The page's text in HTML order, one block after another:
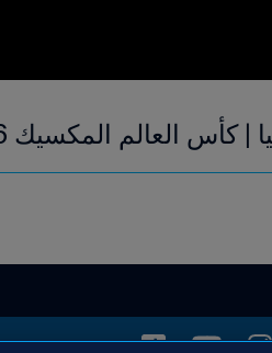
المكسيك 1986™ | مباريات كلاسيكية